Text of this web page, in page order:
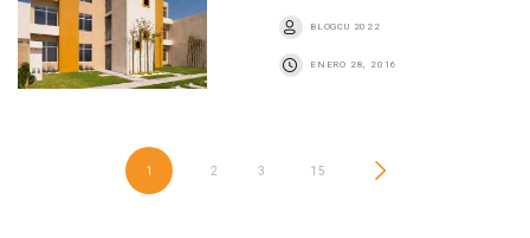
BLOGCU 2022
ENERO 28, 2016
1 2 3 15